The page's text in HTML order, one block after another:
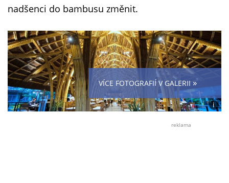
nadšenci do bambusu změnit.
VÍCE FOTOGRAFIÍ V GALERII »
i
Foto:
reklama